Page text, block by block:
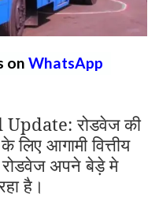
on WhatsApp
रोडवेज की
लिए आगामी वित्तीय
रोडवेज अपने बेड़े मे
है।